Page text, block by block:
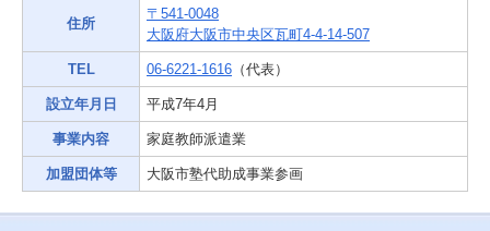
住所
〒541-0048
大阪府大阪市中央区瓦町4-4-14-507
TEL 06-6221-1616 （代表）
設立年月日 平成7年4月
事業内容 家庭教師派遣業
加盟団体等 大阪市塾代助成事業参画